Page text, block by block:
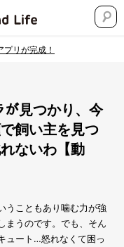
リが完成！
が見つかり、今
飼い主を見つ
ないわ【動
うこともあり噛む力が強
まうのです。でも、そん
ュート…怒れなくて困っ